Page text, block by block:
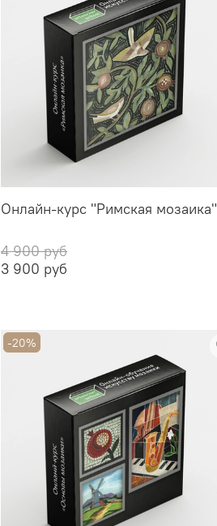
Онлайн-курс "Римская мозаика"
4 900 руб
3 900 руб
-20%